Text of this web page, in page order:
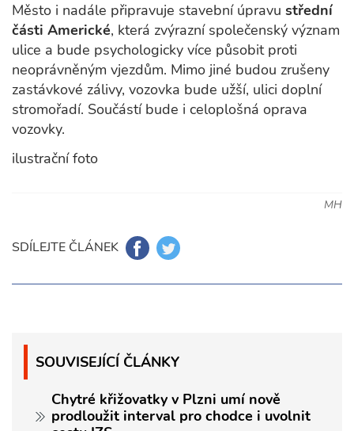
Město i nadále připravuje stavební úpravu střední
části Americké, která zvýrazní společenský význam
ulice a bude psychologicky více působit proti
neoprávněným vjezdům. Mimo jiné budou zrušeny
zastávkové zálivy, vozovka bude užší, ulici doplní
stromořadí. Součástí bude i celoplošná oprava
vozovky.
ilustrační foto
MH
SDÍLEJTE ČLÁNEK
SOUVISEJÍCÍ ČLÁNKY
Chytré křižovatky v Plzni umí nově
prodloužit interval pro chodce i uvolnit